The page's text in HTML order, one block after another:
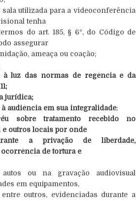
utilizada para a videoconferência
tenha
do art. 185, § 6º, do Código de
assegurar
ameaça ou coação;
à luz das normas de regência e da
jurídica;
audiência em sua integralidade;
sobre tratamento recebido no
e outros locais por onde
a privação de liberdade,
de tortura e
ou na gravação audiovisual
em equipamentos,
outros, evidenciadas durante a